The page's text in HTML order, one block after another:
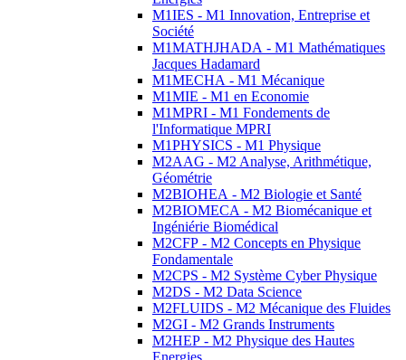
M1IES - M1 Innovation, Entreprise et
Société
M1MATHJHADA - M1 Mathématiques
Jacques Hadamard
M1MECHA - M1 Mécanique
M1MIE - M1 en Economie
M1MPRI - M1 Fondements de
l'Informatique MPRI
M1PHYSICS - M1 Physique
M2AAG - M2 Analyse, Arithmétique,
Géométrie
M2BIOHEA - M2 Biologie et Santé
M2BIOMECA - M2 Biomécanique et
Ingéniérie Biomédical
M2CFP - M2 Concepts en Physique
Fondamentale
M2CPS - M2 Système Cyber Physique
M2DS - M2 Data Science
M2FLUIDS - M2 Mécanique des Fluides
M2GI - M2 Grands Instruments
M2HEP - M2 Physique des Hautes
Energies